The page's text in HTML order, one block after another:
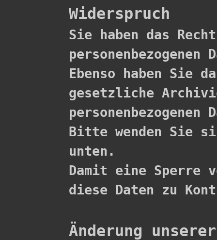
Widerspruch
Sie haben das
Ebenso haben Sie
gesetzliche
personenbezogenen
Bitte wenden Sie
unten.
Damit eine Sperre
diese Daten zu
Änderung